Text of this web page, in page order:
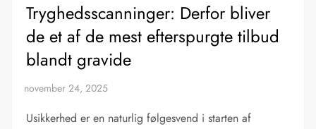
Tryghedsscanninger: Derfor bliver
de et af de mest efterspurgte tilbud
blandt gravide
Usikkerhed er en naturlig følgesvend i starten af